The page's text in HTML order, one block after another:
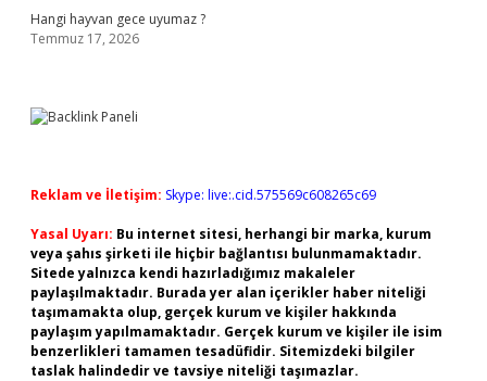
Hangi hayvan gece uyumaz ?
Temmuz 17, 2026
Reklam ve İletişim: Skype: live:.cid.575569c608265c69
Yasal Uyarı: Bu internet sitesi, herhangi bir marka, kurum
veya şahıs şirketi ile hiçbir bağlantısı bulunmamaktadır.
Sitede yalnızca kendi hazırladığımız makaleler
paylaşılmaktadır. Burada yer alan içerikler haber niteliği
taşımamakta olup, gerçek kurum ve kişiler hakkında
paylaşım yapılmamaktadır. Gerçek kurum ve kişiler ile isim
benzerlikleri tamamen tesadüfidir. Sitemizdeki bilgiler
taslak halindedir ve tavsiye niteliği taşımazlar.